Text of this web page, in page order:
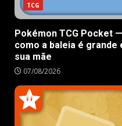
TCG
Pokémon TCG Pocket
como a baleia é
sua mãe
07/08/2026